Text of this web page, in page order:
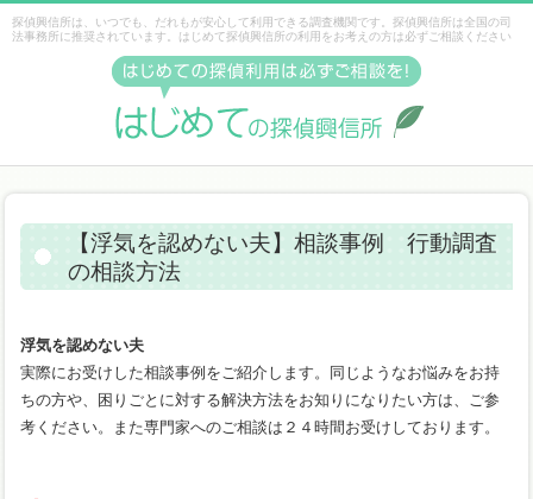
【浮気を認めない夫】相談事例 行動調査
の相談方法
浮気を認めない夫
実際にお受けした相談事例をご紹介します。同じようなお悩みをお持
ちの方や、困りごとに対する解決方法をお知りになりたい方は、ご参
考ください。また専門家へのご相談は２４時間お受けしております。
探偵興信所は、いつでも、だれもが安心して利用できる調査機関です。探偵興信所は全国の司
法事務所に推奨されています。はじめて探偵興信所の利用をお考えの方は必ずご相談ください